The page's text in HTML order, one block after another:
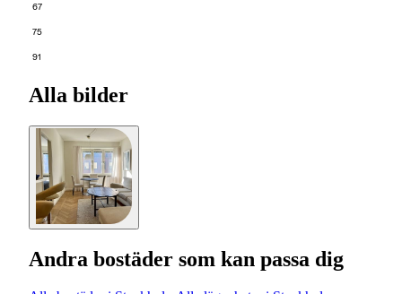
67
75
91
Alla bilder
Andra bostäder som kan passa dig